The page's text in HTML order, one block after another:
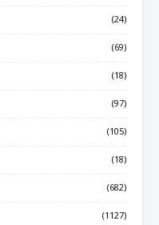
(24)
(69)
(18)
(97)
(105)
(18)
(682)
(1127)